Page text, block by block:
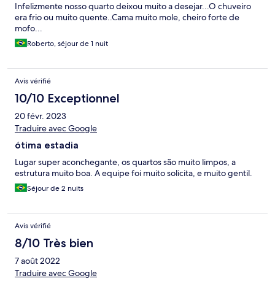
Infelizmente nosso quarto deixou muito a desejar...O chuveiro
era frio ou muito quente..Cama muito mole, cheiro forte de
mofo...
Roberto, séjour de 1 nuit
Avis vérifié
10/10 Exceptionnel
20 févr. 2023
Traduire avec Google
ótima estadia
Lugar super aconchegante, os quartos são muito limpos, a
estrutura muito boa. A equipe foi muito solicita, e muito gentil.
Séjour de 2 nuits
Avis vérifié
8/10 Très bien
7 août 2022
Traduire avec Google